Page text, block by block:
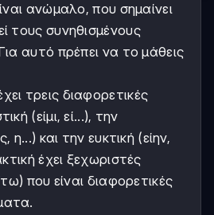
ανώμαλο, που σημαίνει
τους συνηθισμένους
αυτό πρέπει να το μάθεις
τρεις διαφορετικές
(είμι, εί...), την
η...) και την ευκτική (είην,
έχει ξεχωριστές
που είναι διαφορετικές